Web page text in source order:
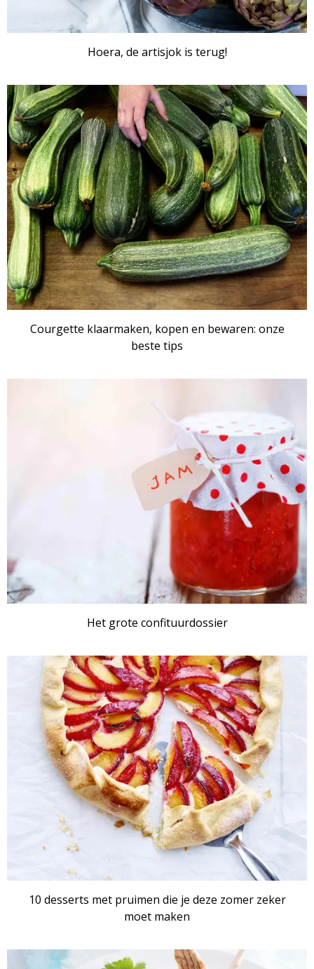
Hoera, de artisjok is terug!
ARTIKEL
Courgette klaarmaken, kopen en bewaren: onze
beste tips
Het grote confituurdossier
RECEPTENSET
10 desserts met pruimen die je deze zomer zeker
moet maken